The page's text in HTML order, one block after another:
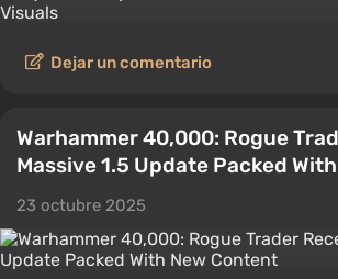
Dejar un comentario
Warhammer 40,000: Rogue
Massive 1.5 Update Packed
23 octubre 2025